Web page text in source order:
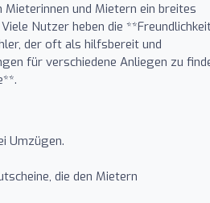
und Mietern ein breites
Nutzer heben die
der oft als hilfsbereit und
für verschiedene Anliegen zu
Umzügen.
die den Mietern